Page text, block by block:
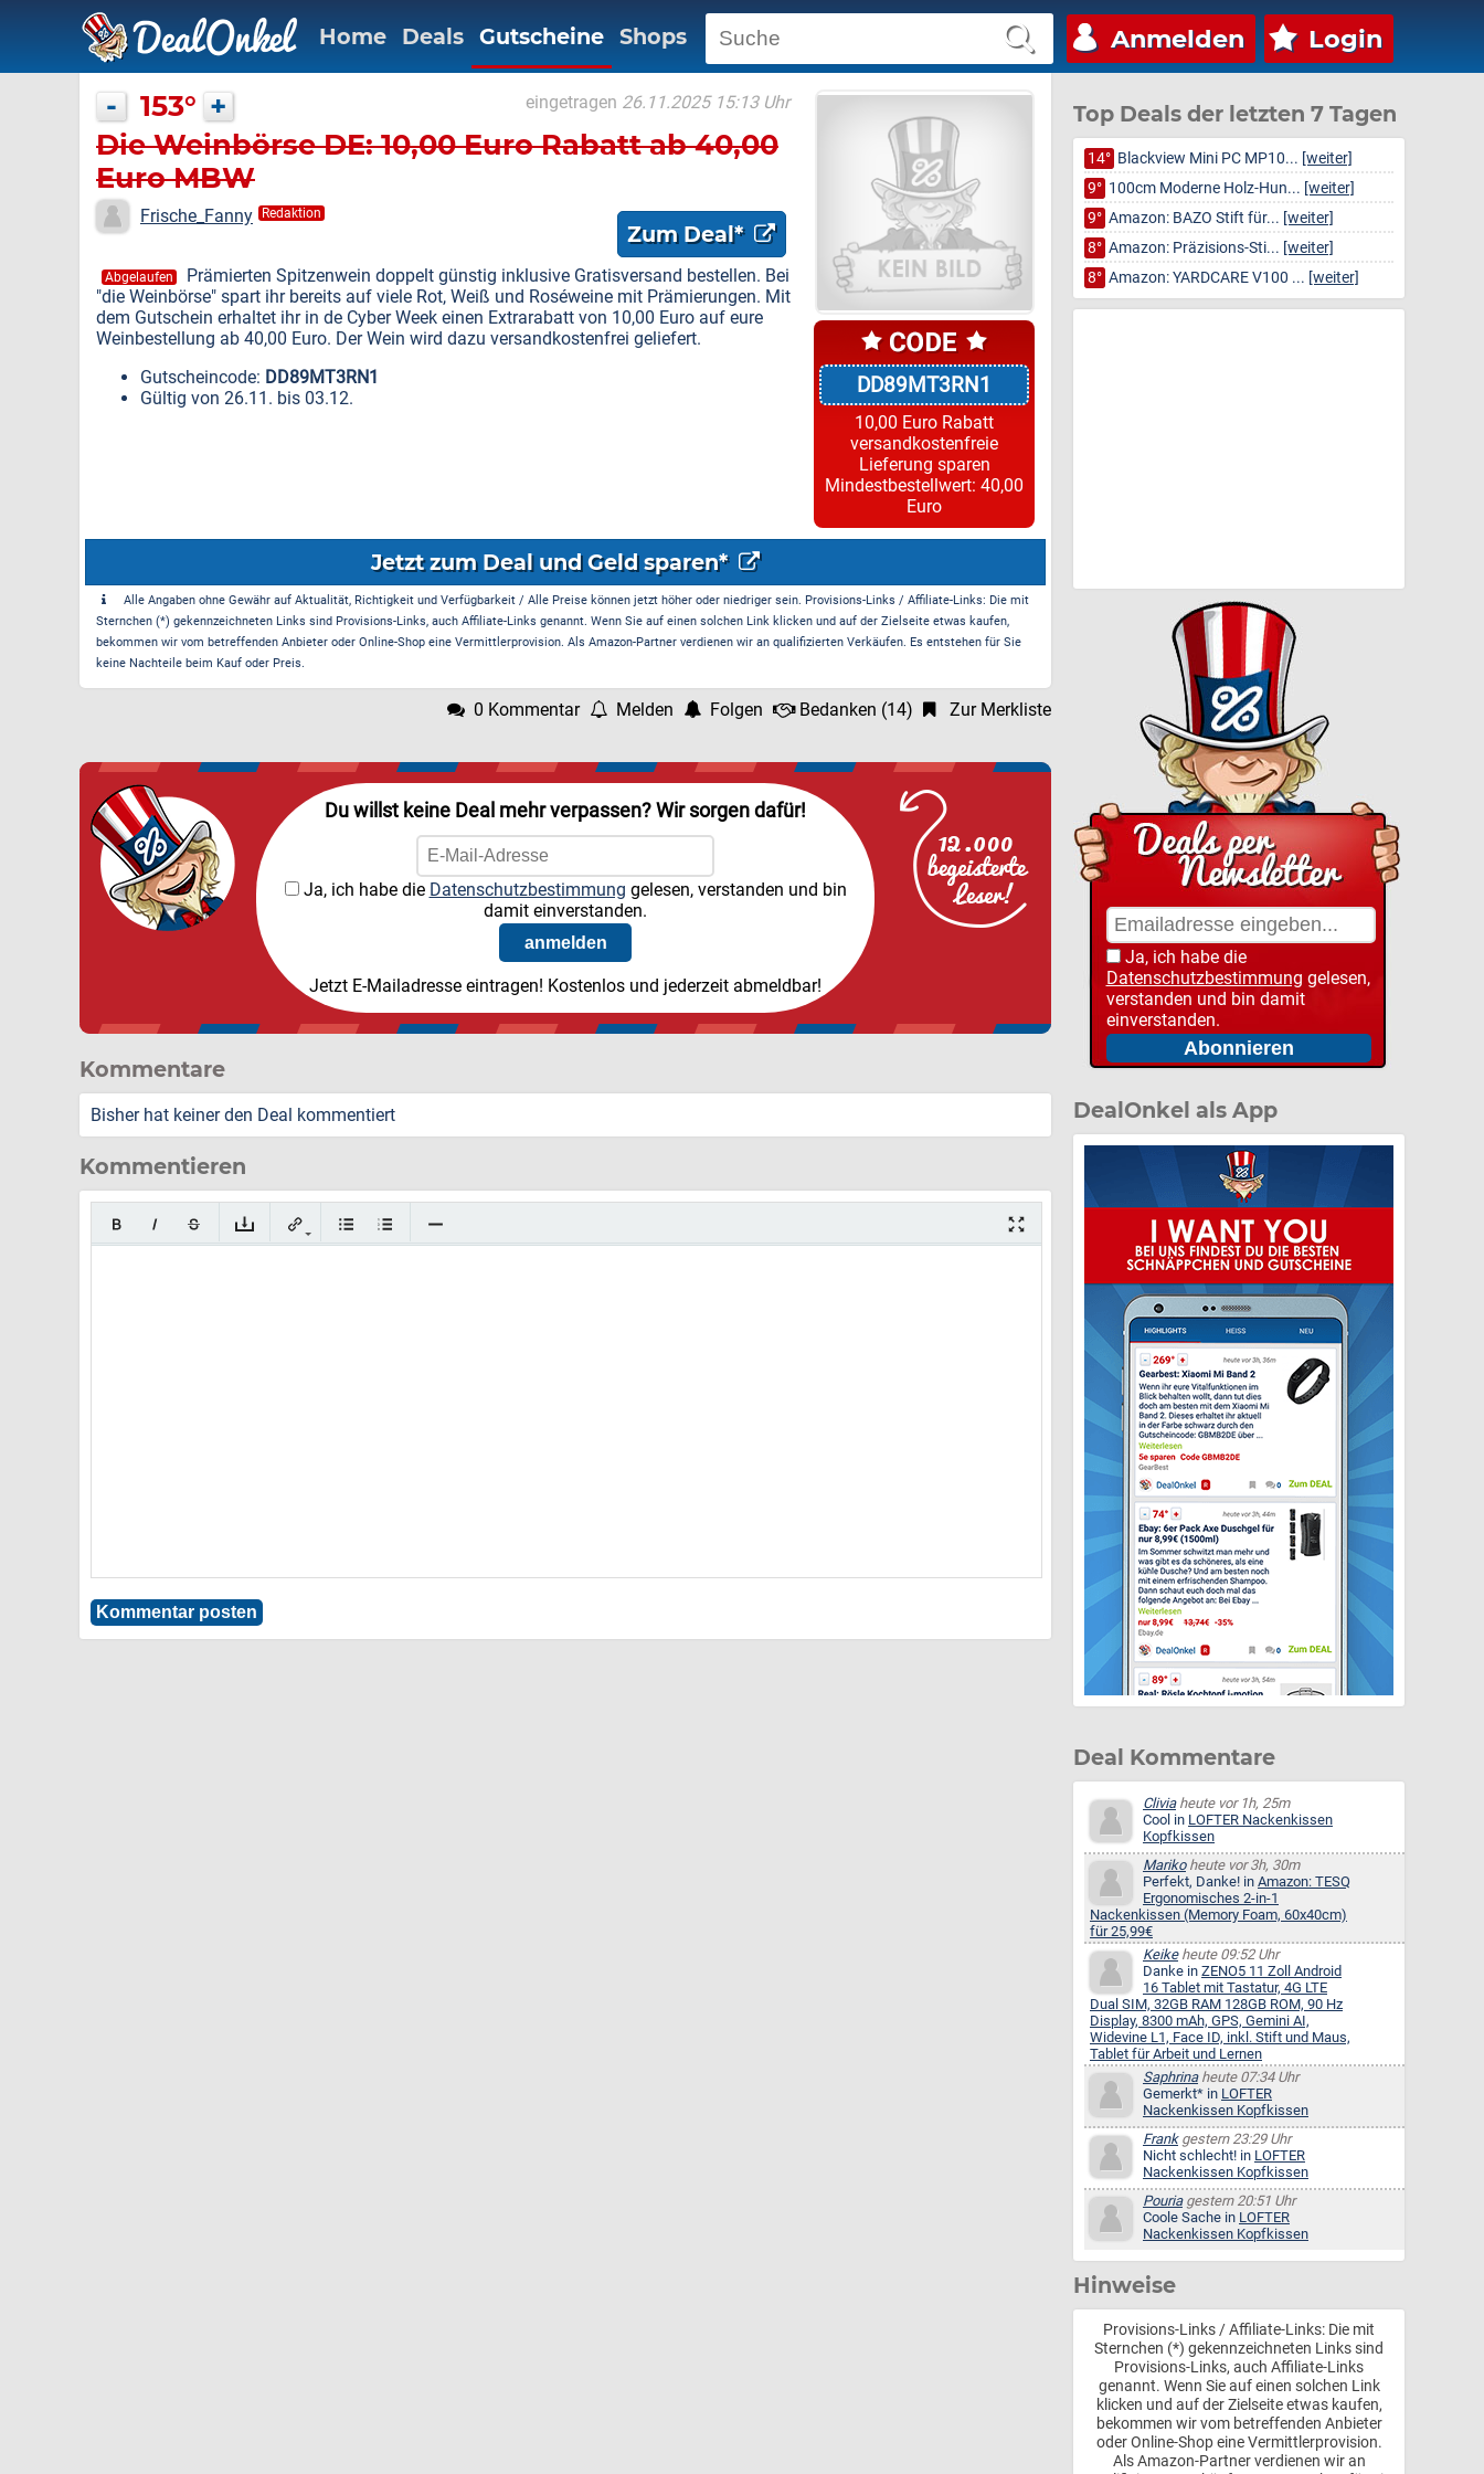
Anmelden Login
Home Deals Gutscheine Shops
DD89MT3RN1
10,00 Euro Rabatt
versandkostenfreie
Lieferung sparen
Mindestbestellwert: 40,00
Euro
- 153° + eingetragen 26.11.2025 15:13 Uhr
Die Weinbörse DE: 10,00 Euro Rabatt ab 40,00
Euro MBW
Frische_Fanny Redaktion
Zum Deal*
Abgelaufen
Prämierten Spitzenwein doppelt günstig inklusive Gratisversand bestellen. Bei
"die Weinbörse" spart ihr bereits auf viele Rot, Weiß und Roséweine mit Prämierungen. Mit
dem Gutschein erhaltet ihr in de Cyber Week einen Extrarabatt von 10,00 Euro auf eure
Weinbestellung ab 40,00 Euro. Der Wein wird dazu versandkostenfrei geliefert.
Gutscheincode: DD89MT3RN1
Gültig von 26.11. bis 03.12.
Jetzt zum Deal und Geld sparen*
Alle Angaben ohne Gewähr auf Aktualität, Richtigkeit und Verfügbarkeit / Alle Preise können jetzt höher oder niedriger sein. Provisions-Links / Affiliate-Links: Die mit
Sternchen (*) gekennzeichneten Links sind Provisions-Links, auch Affiliate-Links genannt. Wenn Sie auf einen solchen Link klicken und auf der Zielseite etwas kaufen,
bekommen wir vom betreffenden Anbieter oder Online-Shop eine Vermittlerprovision. Als Amazon-Partner verdienen wir an qualifizierten Verkäufen. Es entstehen für Sie
keine Nachteile beim Kauf oder Preis.
0 Kommentar Melden Folgen Bedanken (14) Zur Merkliste
Du willst keine Deal mehr verpassen? Wir sorgen dafür!
Ja, ich habe die Datenschutzbestimmung gelesen, verstanden und bin
damit einverstanden.
Jetzt E-Mailadresse eintragen! Kostenlos und jederzeit abmeldbar!
Kommentare
Bisher hat keiner den Deal kommentiert
Kommentieren
Top Deals der letzten 7 Tagen
14° Blackview Mini PC MP10... [weiter]
9° 100cm Moderne Holz-Hun... [weiter]
9° Amazon: BAZO Stift für... [weiter]
8° Amazon: Präzisions-Sti... [weiter]
8° Amazon: YARDCARE V100 ... [weiter]
Ja, ich habe die
Datenschutzbestimmung gelesen,
verstanden und bin damit
einverstanden.
DealOnkel als App
Deal Kommentare
Cliviaheute vor 1h, 25m
Cool in LOFTER Nackenkissen
Kopfkissen
Marikoheute vor 3h, 30m
Perfekt, Danke! in Amazon: TESQ
Ergonomisches 2-in-1
Nackenkissen (Memory Foam, 60x40cm)
für 25,99€
Keikeheute 09:52 Uhr
Danke in ZENO5 11 Zoll Android
16 Tablet mit Tastatur, 4G LTE
Dual SIM, 32GB RAM 128GB ROM, 90 Hz
Display, 8300 mAh, GPS, Gemini AI,
Widevine L1, Face ID, inkl. Stift und Maus,
Tablet für Arbeit und Lernen
Saphrinaheute 07:34 Uhr
Gemerkt* in LOFTER
Nackenkissen Kopfkissen
Frankgestern 23:29 Uhr
Nicht schlecht! in LOFTER
Nackenkissen Kopfkissen
Pouriagestern 20:51 Uhr
Coole Sache in LOFTER
Nackenkissen Kopfkissen
Hinweise
Provisions-Links / Affiliate-Links: Die mit
Sternchen (*) gekennzeichneten Links sind
Provisions-Links, auch Affiliate-Links
genannt. Wenn Sie auf einen solchen Link
klicken und auf der Zielseite etwas kaufen,
bekommen wir vom betreffenden Anbieter
oder Online-Shop eine Vermittlerprovision.
Als Amazon-Partner verdienen wir an